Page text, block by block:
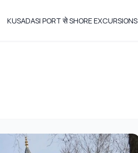
KUSADASI PORT से SHORE EXCURSIONS